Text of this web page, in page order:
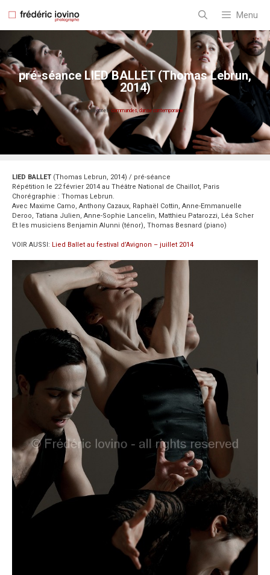
Menu
pré-séance LIED BALLET (Thomas Lebrun,
2014)
catégories: commandes,danse contemporaine
LIED BALLET (Thomas Lebrun, 2014) / pré-séance
Répétition le 22 février 2014 au Théâtre National de Chaillot, Paris
Chorégraphie : Thomas Lebrun.
Avec Maxime Camo, Anthony Cazaux, Raphaël Cottin, Anne-Emmanuelle
Deroo, Tatiana Julien, Anne-Sophie Lancelin, Matthieu Patarozzi, Léa Scher
Et les musiciens Benjamin Alunni (ténor), Thomas Besnard (piano)
VOIR AUSSI: Lied Ballet au festival d’Avignon – juillet 2014